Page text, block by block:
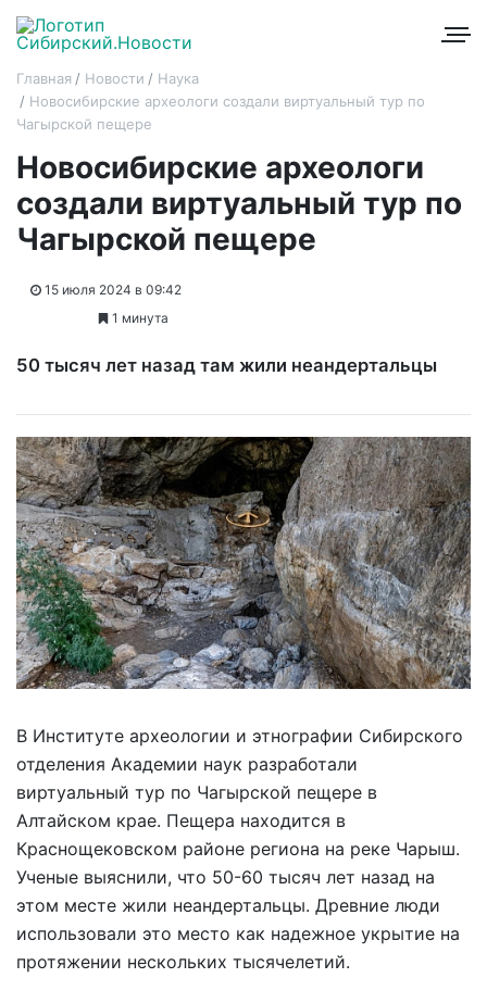
Главная Новости
Наука
Новосибирские археологи создали виртуальный тур по
Чагырской пещере
Новосибирские археологи
создали виртуальный тур по
Чагырской пещере
15 июля 2024 в 09:42
1 минута
50 тысяч лет назад там жили неандертальцы
В Институте археологии и этнографии Сибирского
отделения Академии наук разработали
виртуальный тур по Чагырской пещере в
Алтайском крае. Пещера находится в
Краснощековском районе региона на реке Чарыш.
Ученые выяснили, что 50-60 тысяч лет назад на
этом месте жили неандертальцы. Древние люди
использовали это место как надежное укрытие на
протяжении нескольких тысячелетий.